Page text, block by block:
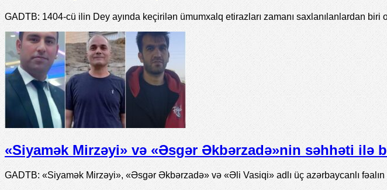
GADTB: 1404-cü ilin Dey ayında keçirilən ümumxalq etirazları zamanı saxlanılanlardan
«Siyamək Mirzəyi» və «Əsgər Əkbərzadə»nin səhhəti ilə
GADTB: «Siyamək Mirzəyi», «Əsgər Əkbərzadə» və «Əli Vasiqi» adlı üç azərbaycanlı